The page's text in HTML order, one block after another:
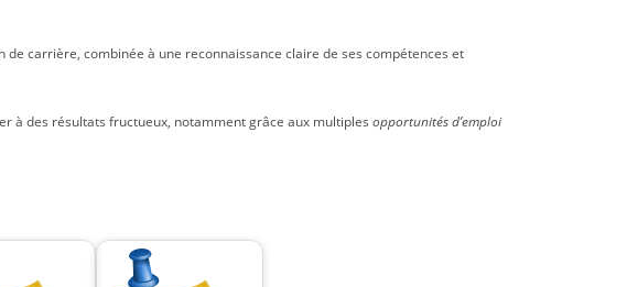
carrière, combinée à une reconnaissance claire de ses compétences et
à des résultats fructueux, notamment grâce aux multiples opportunités d’emploi